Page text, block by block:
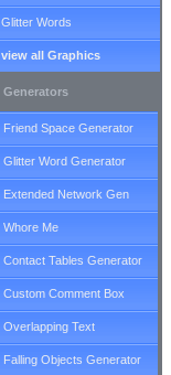
Glitter Words
view all Graphics
Generators
Friend Space Generator
Glitter Word Generator
Extended Network Gen
Whore Me
Contact Tables Generator
Custom Comment Box
Overlapping Text
Falling Objects Generator